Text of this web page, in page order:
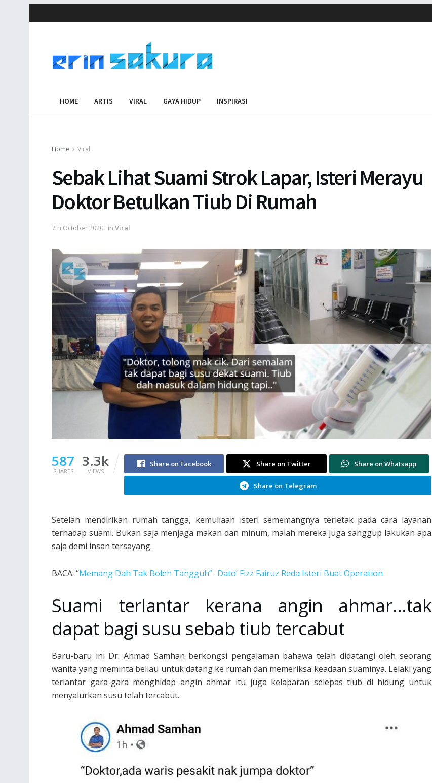
HOME ARTIS VIRAL GAYA HIDUP INSPIRASI
Home Viral
Sebak Lihat Suami Strok Lapar, Isteri Merayu
Doktor Betulkan Tiub Di Rumah
7th October 2020 in Viral
587
SHARES
3.3k
VIEWS
Share on Facebook Share on Twitter Share on Whatsapp
Share on Telegram
Setelah mendirikan rumah tangga, kemuliaan isteri sememangnya terletak pada cara layanan
terhadap suami. Bukan saja menjaga makan dan minum, malah mereka juga sanggup lakukan apa
saja demi insan tersayang.
BACA: “Memang Dah Tak Boleh Tangguh”- Dato’ Fizz Fairuz Reda Isteri Buat Operation
Suami terlantar kerana angin ahmar…tak
dapat bagi susu sebab tiub tercabut
Baru-baru ini Dr. Ahmad Samhan berkongsi pengalaman bahawa telah didatangi oleh seorang
wanita yang meminta beliau untuk datang ke rumah dan memeriksa keadaan suaminya. Lelaki yang
terlantar gara-gara menghidap angin ahmar itu juga kelaparan selepas tiub di hidung untuk
menyalurkan susu telah tercabut.